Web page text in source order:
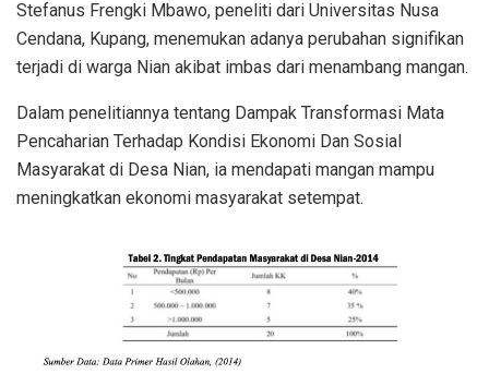
Stefanus Frengki Mbawo, peneliti dari Universitas Nusa
Cendana, Kupang, menemukan adanya perubahan signifikan
terjadi di warga Nian akibat imbas dari menambang mangan.
Dalam penelitiannya tentang Dampak Transformasi Mata
Pencaharian Terhadap Kondisi Ekonomi Dan Sosial
Masyarakat di Desa Nian, ia mendapati mangan mampu
meningkatkan ekonomi masyarakat setempat.